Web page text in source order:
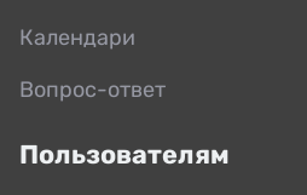
Календари
Вопрос-ответ
Пользователям